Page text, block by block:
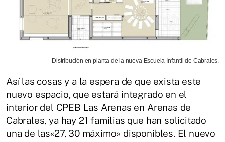
Distribución en planta de la nueva Escuela Infantil de Cabrales.
Así las cosas y a la espera de que exista este
nuevo espacio, que estará integrado en el
interior del CPEB Las Arenas en Arenas de
Cabrales, ya hay 21 familias que han solicitado
una de las«27, 30 máximo» disponibles. El nuevo